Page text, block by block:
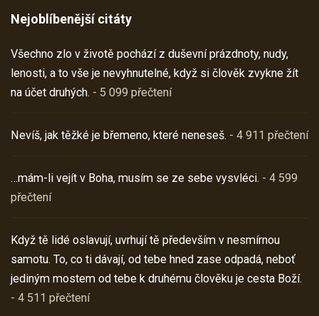
Nejoblíbenější citáty
Všechno zlo v životě pochází z duševní prázdnoty, nudy,
lenosti, a to vše je nevyhnutelné, když si člověk zvykne žít
na účet druhých. - 5 099 přečtení
Nevíš, jak těžké je břemeno, které neneseš. - 4 911 přečtení
…mám-li vejít v Boha, musím se ze sebe vysvléci. - 4 599
přečtení
Když tě lidé oslavují, uvrhují tě především v nesmírnou
samotu. To, co ti dávají, od tebe hned zase odpadá, neboť
jediným mostem od tebe k druhému člověku je cesta Boží.
- 4 511 přečtení